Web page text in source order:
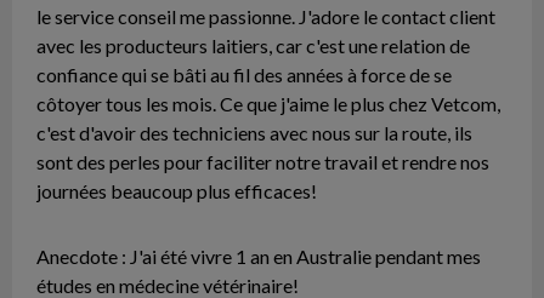
le service conseil me passionne. J'adore le contact client
avec les producteurs laitiers, car c'est une relation de
confiance qui se bâti au fil des années à force de se
côtoyer tous les mois. Ce que j'aime le plus chez Vetcom,
c'est d'avoir des techniciens avec nous sur la route, ils
sont des perles pour faciliter notre travail et rendre nos
journées beaucoup plus efficaces!
Anecdote : J'ai été vivre 1 an en Australie pendant mes
études en médecine vétérinaire!